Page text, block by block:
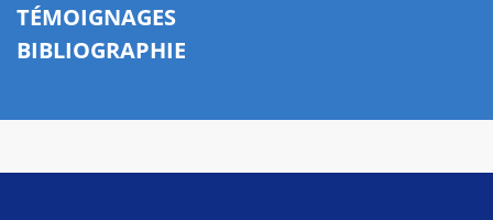
TÉMOIGNAGES
BIBLIOGRAPHIE